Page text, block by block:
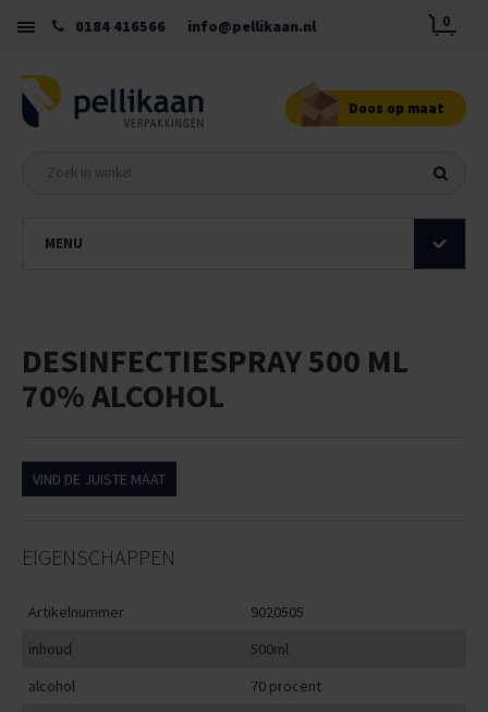
0184 416566 info@pellikaan.nl 0
Doos op maat
MENU
DESINFECTIESPRAY 500 ML
70% ALCOHOL
VIND DE JUISTE MAAT
EIGENSCHAPPEN
Artikelnummer
9020505
inhoud
500ml
alcohol
70 procent